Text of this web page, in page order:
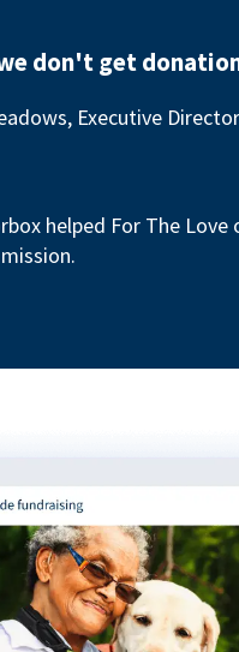
don't get
Executive
helped For The